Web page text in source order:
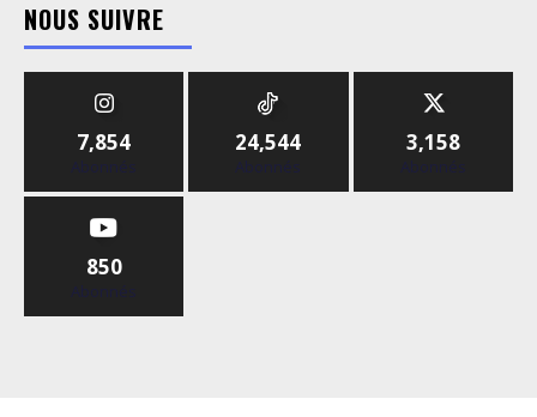
NOUS SUIVRE
7,854
Abonnés
24,544
Abonnés
3,158
Abonnés
850
Abonnés